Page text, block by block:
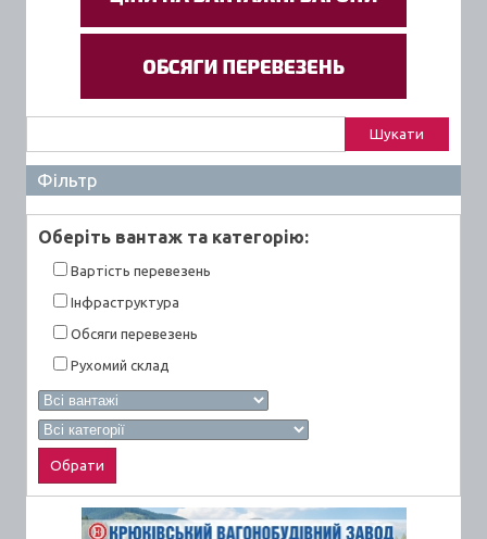
Фільтр
Оберiть вантаж та категорiю:
Вартiсть перевезень
Інфраструктура
Обсяги перевезень
Рухомий склад